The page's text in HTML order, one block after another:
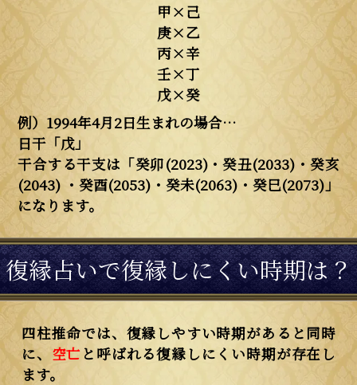
甲×己
庚×乙
丙×辛
壬×丁
戊×癸
例）1994年4月2日生まれの場合…
日干「戊」
干合する干支は「癸卯(2023)・癸丑(2033)・癸亥
(2043) ・癸酉(2053)・癸未(2063)・癸巳(2073)」
になります。
復縁占いで復縁しにくい時期は？
四柱推命では、復縁しやすい時期があると同時
に、 空亡 と呼ばれる復縁しにくい時期が存在し
ます。